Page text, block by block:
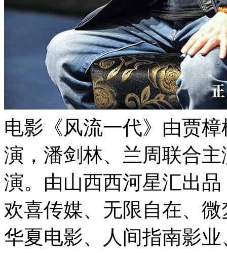
电影《风流一代》由贾
演，潘剑林、兰周联合
演。由山西西河星汇出
欢喜传媒、无限自在、
华夏电影、人间指南影